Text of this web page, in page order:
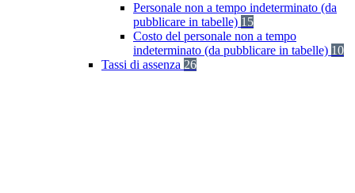
Personale non a tempo indeterminato (da
pubblicare in tabelle) 15
Costo del personale non a tempo
indeterminato (da pubblicare in tabelle) 10
Tassi di assenza 26